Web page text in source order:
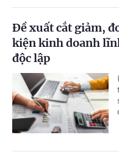
Đề xuất cắt giảm,
kiện kinh doanh
độc lập